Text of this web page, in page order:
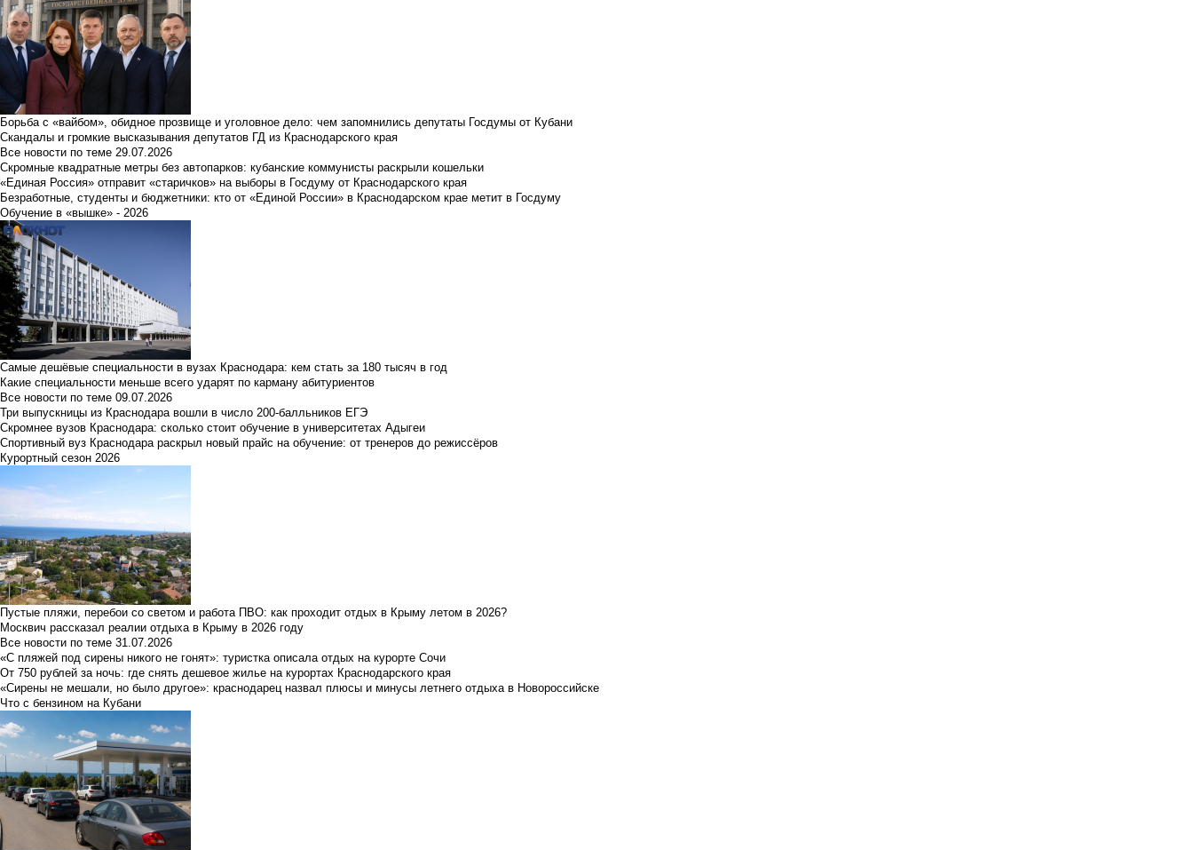
Борьба с «вайбом», обидное прозвище и уголовное дело: чем запомнились депутаты Госдумы от Кубани
Скандалы и громкие высказывания депутатов ГД из Краснодарского края
Все новости по теме 29.07.2026
Скромные квадратные метры без автопарков: кубанские коммунисты раскрыли кошельки
«Единая Россия» отправит «старичков» на выборы в Госдуму от Краснодарского края
Безработные, студенты и бюджетники: кто от «Единой России» в Краснодарском крае метит в Госдуму
Обучение в «вышке» - 2026
Самые дешёвые специальности в вузах Краснодара: кем стать за 180 тысяч в год
Какие специальности меньше всего ударят по карману абитуриентов
Все новости по теме 09.07.2026
Три выпускницы из Краснодара вошли в число 200-балльников ЕГЭ
Скромнее вузов Краснодара: сколько стоит обучение в университетах Адыгеи
Спортивный вуз Краснодара раскрыл новый прайс на обучение: от тренеров до режиссёров
Курортный сезон 2026
Пустые пляжи, перебои со светом и работа ПВО: как проходит отдых в Крыму летом в 2026?
Москвич рассказал реалии отдыха в Крыму в 2026 году
Все новости по теме 31.07.2026
«С пляжей под сирены никого не гонят»: туристка описала отдых на курорте Сочи
От 750 рублей за ночь: где снять дешевое жилье на курортах Краснодарского края
«Сирены не мешали, но было другое»: краснодарец назвал плюсы и минусы летнего отдыха в Новороссийске
Что с бензином на Кубани